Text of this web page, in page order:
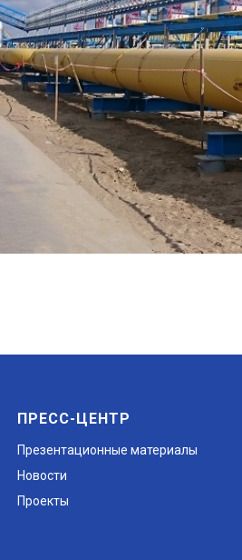
ПРЕСС-ЦЕНТР
Презентационные материалы
Новости
Проекты